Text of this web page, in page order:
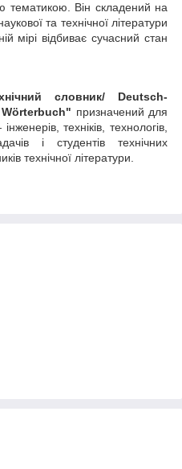
тематикою. Він складений на
та технічної літератури
мірі відбиває сучасний стан
словник/ Deutsch-
призначений для
техніків, технологів,
і студентів технічних
технічної літератури.